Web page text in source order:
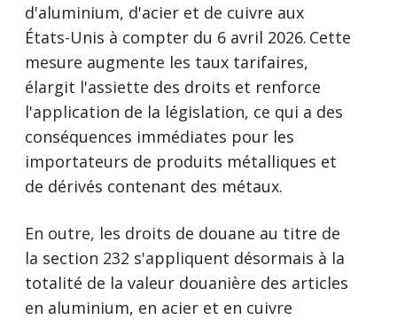
d'aluminium, d'acier et de cuivre aux
États-Unis à compter du 6 avril 2026. Cette
mesure augmente les taux tarifaires,
élargit l'assiette des droits et renforce
l'application de la législation, ce qui a des
conséquences immédiates pour les
importateurs de produits métalliques et
de dérivés contenant des métaux.
En outre, les droits de douane au titre de
la section 232 s'appliquent désormais à la
totalité de la valeur douanière des articles
en aluminium, en acier et en cuivre